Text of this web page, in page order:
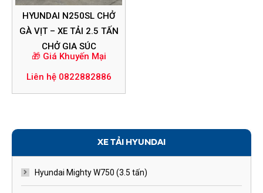
HYUNDAI N250SL CHỞ
GÀ VỊT – XE TẢI 2.5 TẤN
CHỞ GIA SÚC
🎁 Giá Khuyến Mại
Liên hệ 0822882886
XE TẢI HYUNDAI
Hyundai Mighty W750 (3.5 tấn)